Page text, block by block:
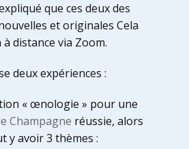
que ces deux des
et originales Cela
distance via Zoom.
deux expériences :
« œnologie » pour une
Champagne réussie, alors
y avoir 3 thèmes :